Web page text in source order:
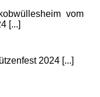
vom
[...]
2024 [...]